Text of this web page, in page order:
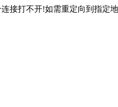
接打不开!如需重定向到指定